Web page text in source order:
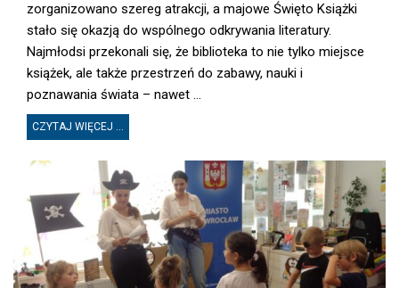
zorganizowano szereg atrakcji, a majowe Święto Książki
stało się okazją do wspólnego odkrywania literatury.
Najmłodsi przekonali się, że biblioteka to nie tylko miejsce
książek, ale także przestrzeń do zabawy, nauki i
poznawania świata – nawet ...
CZYTAJ WIĘCEJ ...